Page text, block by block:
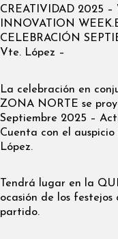
CREATIVIDAD 2025
INNOVATION
CELEBRACIÓN
Vte. López –
La celebración en
ZONA NORTE se
Septiembre 2025 –
Cuenta con el
López.
Tendrá lugar en la
ocasión de los festejos
partido.